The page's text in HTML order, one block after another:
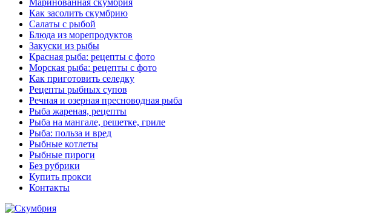
Маринованная скумбрия
Как засолить скумбрию
Салаты с рыбой
Блюда из морепродуктов
Закуски из рыбы
Красная рыба: рецепты с фото
Морская рыба: рецепты с фото
Как приготовить селедку
Рецепты рыбных супов
Речная и озерная пресноводная рыба
Рыба жареная, рецепты
Рыба на мангале, решетке, гриле
Рыба: польза и вред
Рыбные котлеты
Рыбные пироги
Без рубрики
Купить прокси
Контакты